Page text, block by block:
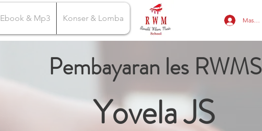
Ebook & Mp3 Konser & Lomba Masuk
Pembayaran les RWMS
Yovela JS